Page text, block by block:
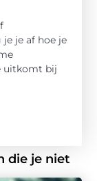
je af hoe je
uitkomt bij
die je niet